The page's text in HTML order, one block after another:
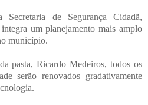
de Segurança Cidadã,
um planejamento mais amplo
município.
pasta, Ricardo Medeiros, todos os
serão renovados gradativamente